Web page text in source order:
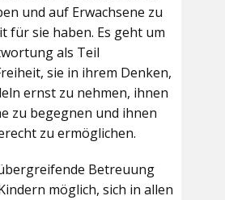
und auf Erwachsene zu
für sie haben. Es geht um
als Teil
sie in ihrem Denken,
ernst zu nehmen, ihnen
zu begegnen und ihnen
zu ermöglichen.
Betreuung
möglich, sich in allen